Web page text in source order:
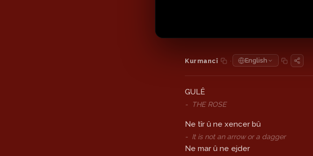
Kurmancî · English
GULÊ
- THE ROSE
Ne tîr û ne xencer bû
- It is not an arrow or a dagger
Ne mar û ne ejder